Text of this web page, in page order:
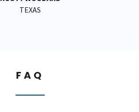
TEXAS
FAQ